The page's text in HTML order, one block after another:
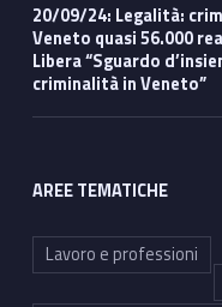
20/09/24: Legalità: crimine proliferato in pandemia, in
Veneto quasi 56.000
Libera “Sguardo
criminalità in Veneto”
AREE TEMATICHE
Lavoro e professioni